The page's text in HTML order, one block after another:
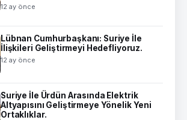
12 ay önce
Lübnan Cumhurbaşkanı: Suriye İle
İlişkileri Geliştirmeyi Hedefliyoruz.
12 ay önce
Suriye İle Ürdün Arasında Elektrik
Altyapısını Geliştirmeye Yönelik Yeni
Ortaklıklar.